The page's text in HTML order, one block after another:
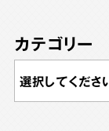
カテゴリー